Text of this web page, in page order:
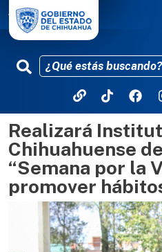
Realizará
Chihuahuense
“Semana por la
promover